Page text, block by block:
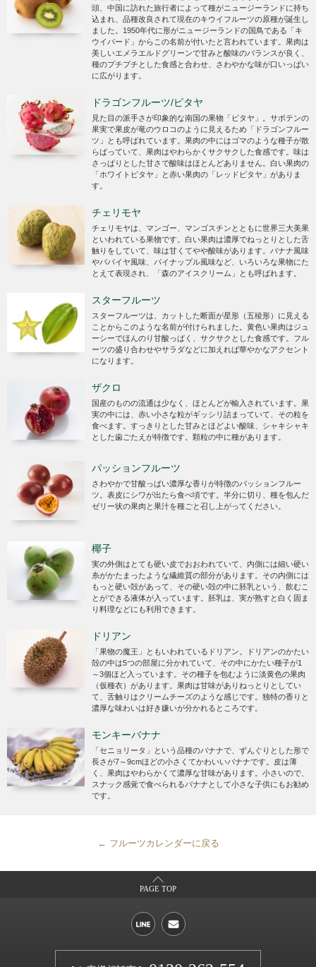
頭、中国に訪れた旅行者によって種がニュージーランドに持ち
込まれ、品種改良されて現在のキウイフルーツの原種が誕生し
ました。1950年代に形がニュージーランドの国鳥である「キ
ウイバード」からこの名前が付いたと言われています。果肉は
美しいエメラエルドグリーンで甘みと酸味のバランスが良く、
種のプチプチとした食感と合わせ、さわやかな味が口いっぱい
に広がります。
ドラゴンフルーツ/ピタヤ
見た目の派手さが印象的な南国の果物「ピタヤ」。サボテンの
果実で果皮が竜のウロコのように見えるため「ドラゴンフルー
ツ」とも呼ばれています。果肉の中にはゴマのような種子が散
らばっていて、果肉はやわらかくサクサクした食感です。味は
さっぱりとした甘さで酸味はほとんどありません。白い果肉の
「ホワイトピタヤ」と赤い果肉の「レッドピタヤ」がありま
す。
チェリモヤ
チェリモヤは、マンゴー、マンゴスチンとともに世界三大美果
といわれている果物です。白い果肉は濃厚でねっとりとした舌
触りをしていて、味は甘くてやや酸味があります。バナナ風味
やパパイヤ風味、パイナップル風味など、いろいろな果物にた
とえて表現され、「森のアイスクリーム」とも呼ばれます。
スターフルーツ
スターフルーツは、カットした断面が星形（五稜形）に見える
ことからこのような名前が付けられました。黄色い果肉はジュ
ーシーでほんのり甘酸っぱく、サクサクとした食感です。フル
ーツの盛り合わせやサラダなどに加えれば華やかなアクセント
になります。
ザクロ
国産のものの流通は少なく、ほとんどが輸入されています。果
実の中には、赤い小さな粒がギッシリ詰まっていて、その粒を
食べます。すっきりとした甘みとほどよい酸味、シャキシャキ
とした歯ごたえが特徴です。顆粒の中に種があります。
パッションフルーツ
さわやかで甘酸っぱい濃厚な香りが特徴のパッションフルー
ツ。表皮にシワが出たら食べ頃です。半分に切り、種を包んだ
ゼリー状の果肉と果汁を種ごと召し上がってください。
椰子
実の外側はとても硬い皮でおおわれていて、内側には細い硬い
糸がかたまったような繊維質の部分があります。その内側には
もっと硬い殻があって、その硬い殻の中に胚乳という、飲むこ
とができる液体が入っています。胚乳は、実が熟すと白く固ま
り料理などにも利用できます。
ドリアン
「果物の魔王」ともいわれているドリアン。ドリアンのかたい
殻の中は5つの部屋に分かれていて、その中にかたい種子が1
～3個ほど入っています。その種子を包むように淡黄色の果肉
（仮種衣）があります。果肉は甘味がありねっとりとしてい
て、舌触りはクリームチーズのような感じです。独特の香りと
濃厚な味わいは好き嫌いが分かれるところです。
モンキーバナナ
「セニョリータ」という品種のバナナで、ずんぐりとした形で
長さが7～9cmほどの小さくてかわいいバナナです。皮は薄
く、果肉はやわらかくて濃厚な甘味があります。小さいので、
スナック感覚で食べられるバナナとして小さな子供にもお勧め
です。
フルーツカレンダーに戻る
PAGE TOP